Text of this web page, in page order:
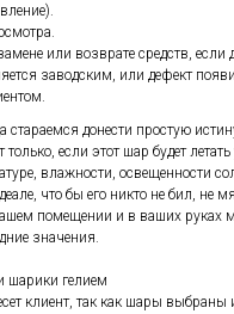
или воз­вра­те средств, ес­ли
за­вод­ским, или де­фект
до­нес­ти прос­тую
ес­ли этот шар бу­дет
влаж­ности, ос­ве­щен­ности
что бы его ник­то не бил, не
по­меще­нии и в ва­ших ру­ках
зна­чения.
ша­рики ге­ли­ем
кли­ент, так как ша­ры